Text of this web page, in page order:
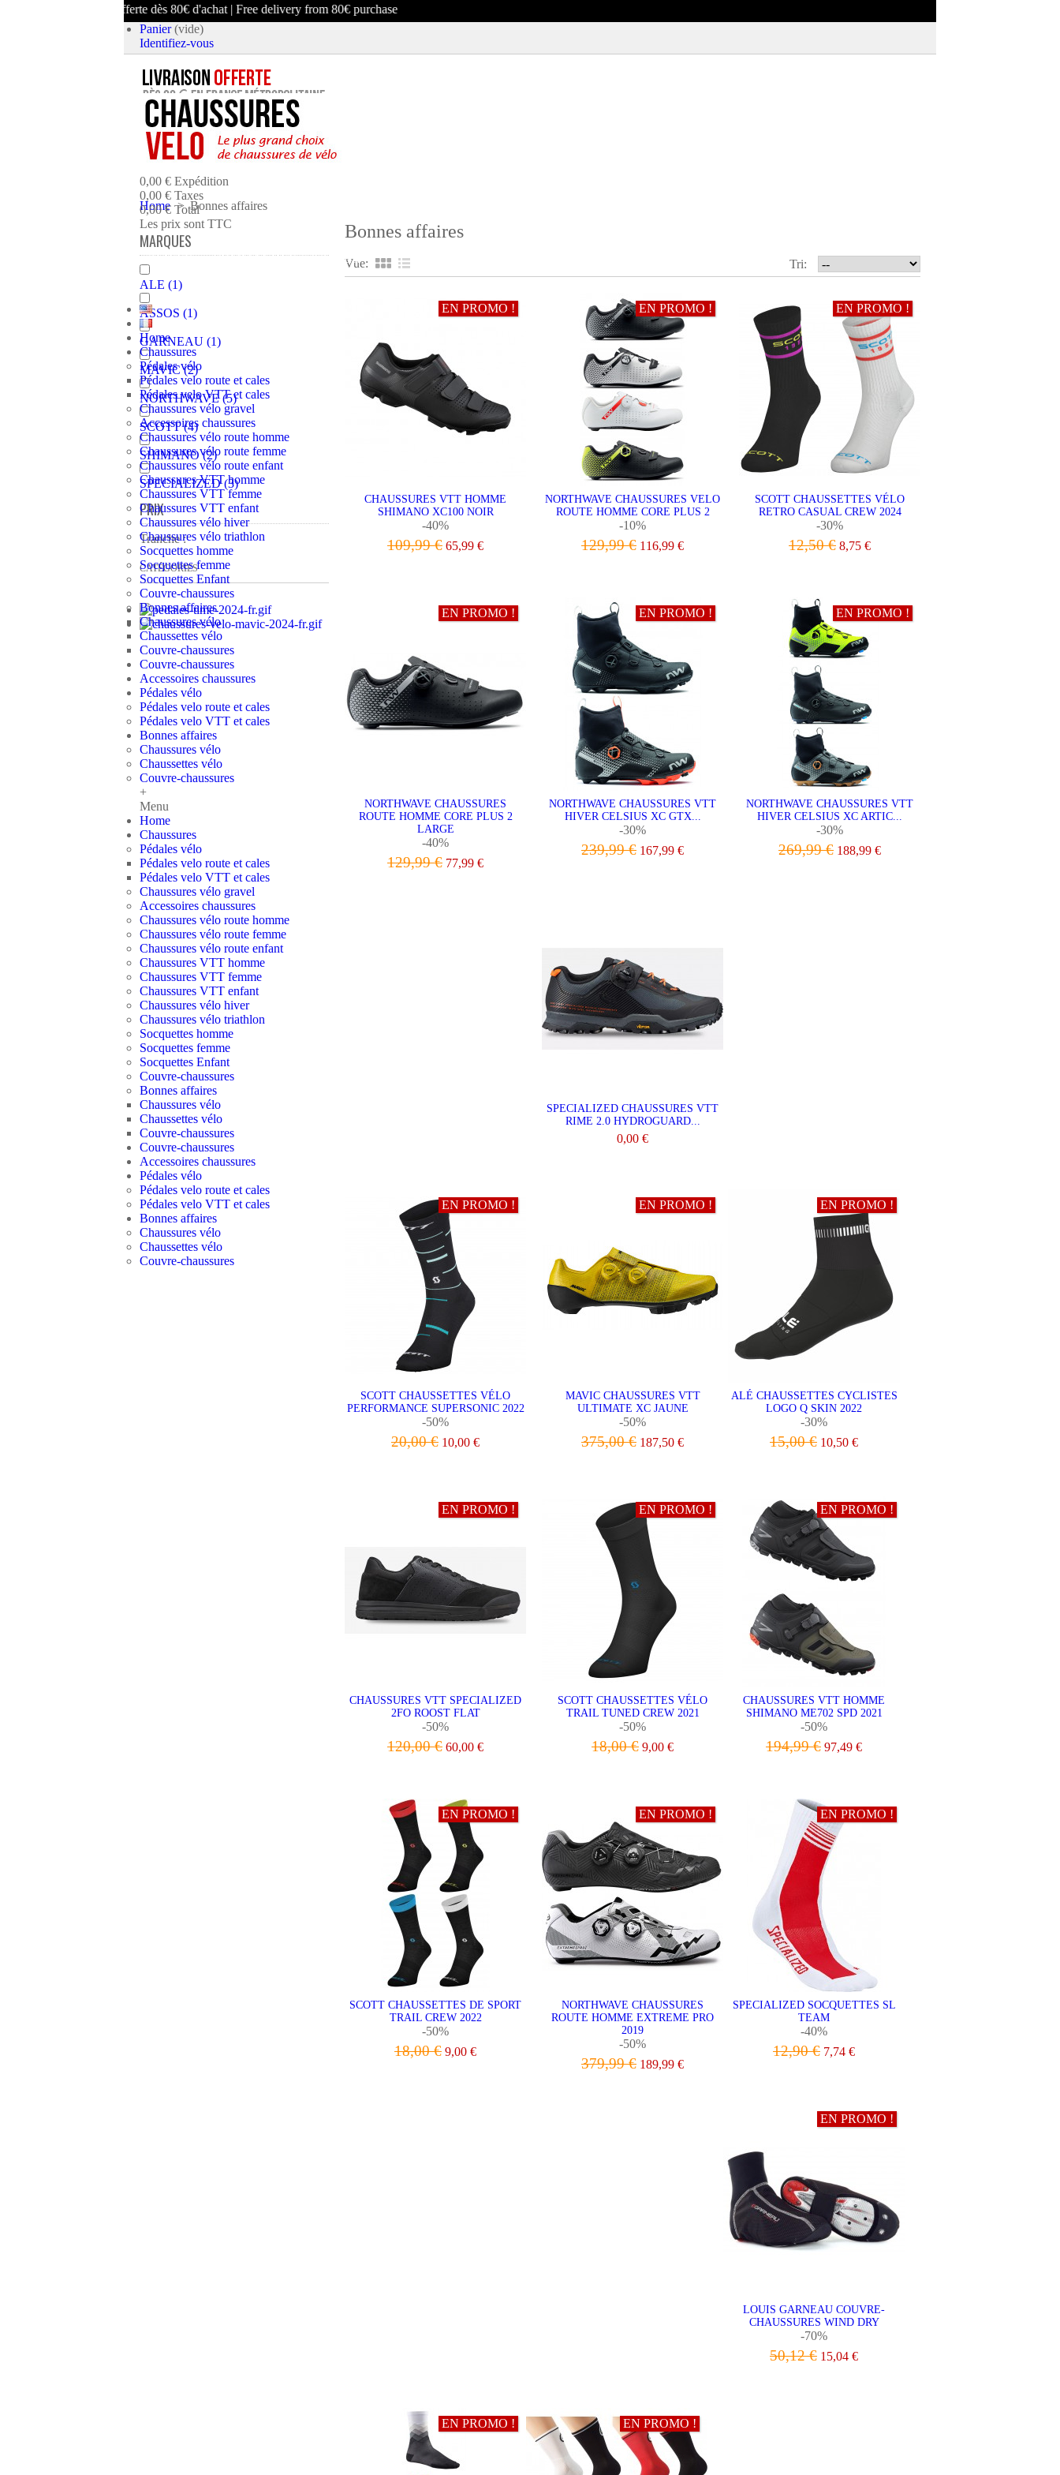
Livraison offerte dès 80€ d'achat | Free delivery from 80€ purchase
Panier (vide)
Identifiez-vous
article (vide)
Aucun produit
0,00 € Expédition
0,00 € Taxes
0,00 € Total
Les prix sont TTC
PANIER COMMANDER ET PAYER
Home
Chaussures
Pédales vélo
Pédales velo route et cales
Pédales velo VTT et cales
Chaussures vélo gravel
Accessoires chaussures
Chaussures vélo route homme
Chaussures vélo route femme
Chaussures vélo route enfant
Chaussures VTT homme
Chaussures VTT femme
Chaussures VTT enfant
Chaussures vélo hiver
Chaussures vélo triathlon
Socquettes homme
Socquettes femme
Socquettes Enfant
Couvre-chaussures
Bonnes affaires
Chaussures vélo
Chaussettes vélo
Couvre-chaussures
Couvre-chaussures
Accessoires chaussures
Pédales vélo
Pédales velo route et cales
Pédales velo VTT et cales
Bonnes affaires
Chaussures vélo
Chaussettes vélo
Couvre-chaussures
+
Menu
Home
Chaussures
Pédales vélo
Pédales velo route et cales
Pédales velo VTT et cales
Chaussures vélo gravel
Accessoires chaussures
Chaussures vélo route homme
Chaussures vélo route femme
Chaussures vélo route enfant
Chaussures VTT homme
Chaussures VTT femme
Chaussures VTT enfant
Chaussures vélo hiver
Chaussures vélo triathlon
Socquettes homme
Socquettes femme
Socquettes Enfant
Couvre-chaussures
Bonnes affaires
Chaussures vélo
Chaussettes vélo
Couvre-chaussures
Couvre-chaussures
Accessoires chaussures
Pédales vélo
Pédales velo route et cales
Pédales velo VTT et cales
Bonnes affaires
Chaussures vélo
Chaussettes vélo
Couvre-chaussures
Home > Bonnes affaires
Bonnes affaires
Vue: Tri:
EN PROMO !
CHAUSSURES VTT HOMME
SHIMANO XC100 NOIR
-40%
109,99 € 65,99 €
EN PROMO !
NORTHWAVE CHAUSSURES VELO
ROUTE HOMME CORE PLUS 2
-10%
129,99 € 116,99 €
EN PROMO !
SCOTT CHAUSSETTES VÉLO
RETRO CASUAL CREW 2024
-30%
12,50 € 8,75 €
EN PROMO !
NORTHWAVE CHAUSSURES
ROUTE HOMME CORE PLUS 2
LARGE
-40%
129,99 € 77,99 €
EN PROMO !
NORTHWAVE CHAUSSURES VTT
HIVER CELSIUS XC GTX...
-30%
239,99 € 167,99 €
EN PROMO !
NORTHWAVE CHAUSSURES VTT
HIVER CELSIUS XC ARTIC...
-30%
269,99 € 188,99 €
SPECIALIZED CHAUSSURES VTT
RIME 2.0 HYDROGUARD...
0,00 €
EN PROMO !
SCOTT CHAUSSETTES VÉLO
PERFORMANCE SUPERSONIC 2022
-50%
20,00 € 10,00 €
EN PROMO !
MAVIC CHAUSSURES VTT
ULTIMATE XC JAUNE
-50%
375,00 € 187,50 €
EN PROMO !
ALÉ CHAUSSETTES CYCLISTES
LOGO Q SKIN 2022
-30%
15,00 € 10,50 €
EN PROMO !
CHAUSSURES VTT SPECIALIZED
2FO ROOST FLAT
-50%
120,00 € 60,00 €
EN PROMO !
SCOTT CHAUSSETTES VÉLO
TRAIL TUNED CREW 2021
-50%
18,00 € 9,00 €
EN PROMO !
CHAUSSURES VTT HOMME
SHIMANO ME702 SPD 2021
-50%
194,99 € 97,49 €
EN PROMO !
SCOTT CHAUSSETTES DE SPORT
TRAIL CREW 2022
-50%
18,00 € 9,00 €
EN PROMO !
NORTHWAVE CHAUSSURES
ROUTE HOMME EXTREME PRO
2019
-50%
379,99 € 189,99 €
EN PROMO !
SPECIALIZED SOCQUETTES SL
TEAM
-40%
12,90 € 7,74 €
EN PROMO !
LOUIS GARNEAU COUVRE-
CHAUSSURES WIND DRY
-70%
50,12 € 15,04 €
EN PROMO ! EN PROMO !
MARQUES
ALE (1)
ASSOS (1)
GARNEAU (1)
MAVIC(2)
NORTHWAVE(5)
SCOTT(4)
SHIMANO(2)
SPECIALIZED(3)
PRIX
Tranche :
CATÉGORIES